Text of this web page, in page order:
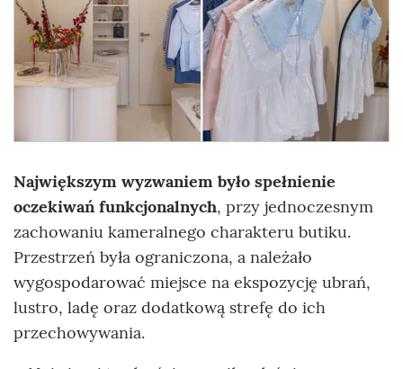
Największym wyzwaniem było spełnienie
oczekiwań funkcjonalnych, przy jednoczesnym
zachowaniu kameralnego charakteru butiku.
Przestrzeń była ograniczona, a należało
wygospodarować miejsce na ekspozycję ubrań,
lustro, ladę oraz dodatkową strefę do ich
przechowywania.